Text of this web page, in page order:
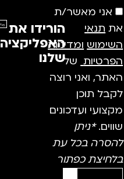
אני מאשר/ת
את תנאי
השימוש ומדיניות
הפרטיות של
האתר, ואני רוצה
לקבל תוכן
מקצועי ועדכונים
שווים.*ניתן
להסרה בכל עת
בלחיצת כפתור
הורידו את
האפליקציה
שלנו